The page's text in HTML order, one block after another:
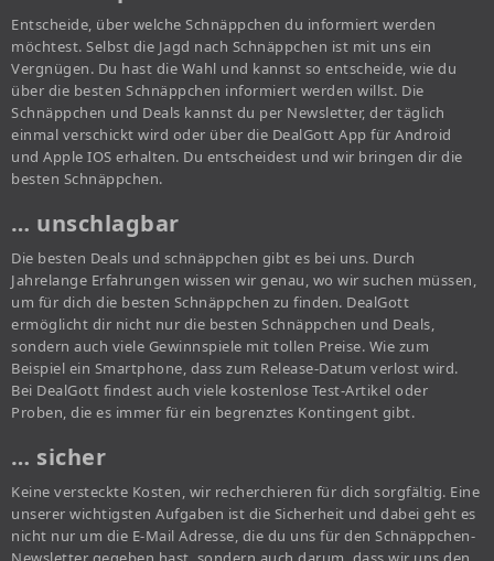
Entscheide, über welche Schnäppchen du informiert werden
möchtest. Selbst die Jagd nach Schnäppchen ist mit uns ein
Vergnügen. Du hast die Wahl und kannst so entscheide, wie du
über die besten Schnäppchen informiert werden willst. Die
Schnäppchen und Deals kannst du per Newsletter, der täglich
einmal verschickt wird oder über die DealGott App für Android
und Apple IOS erhalten. Du entscheidest und wir bringen dir die
besten Schnäppchen.
… unschlagbar
Die besten Deals und schnäppchen gibt es bei uns. Durch
Jahrelange Erfahrungen wissen wir genau, wo wir suchen müssen,
um für dich die besten Schnäppchen zu finden. DealGott
ermöglicht dir nicht nur die besten Schnäppchen und Deals,
sondern auch viele Gewinnspiele mit tollen Preise. Wie zum
Beispiel ein Smartphone, dass zum Release-Datum verlost wird.
Bei DealGott findest auch viele kostenlose Test-Artikel oder
Proben, die es immer für ein begrenztes Kontingent gibt.
… sicher
Keine versteckte Kosten, wir recherchieren für dich sorgfältig. Eine
unserer wichtigsten Aufgaben ist die Sicherheit und dabei geht es
nicht nur um die E-Mail Adresse, die du uns für den Schnäppchen-